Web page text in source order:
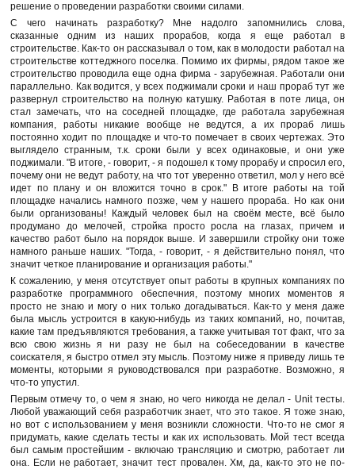
решение о проведении разработки своими силами.
С чего начинать разработку? Мне надолго запомнились слова,
сказанные одним из наших прорабов, когда я еще работал в
строительстве. Как-то он рассказывал о том, как в молодости работал на
строительстве коттеджного поселка. Помимо их фирмы, рядом такое же
строительство проводила еще одна фирма - зарубежная. Работали они
параллельно. Как водится, у всех поджимали сроки и наш прораб тут же
развернул строительство на полную катушку. Работая в поте лица, он
стал замечать, что на соседней площадке, где работала зарубежная
компания, работы никакие вообще не ведутся, а их прораб лишь
постоянно ходит по площадке и что-то помечает в своих чертежах. Это
выглядело странным, т.к. сроки были у всех одинаковые, и они уже
поджимали. "В итоге, - говорит, - я подошел к тому прорабу и спросил его,
почему они не ведут работу, на что тот уверенно ответил, мол у него всё
идет по плану и он вложится точно в срок." В итоге работы на той
площадке начались намного позже, чем у нашего прораба. Но как они
были организованы! Каждый человек был на своём месте, всё было
продумано до мелочей, стройка просто росла на глазах, причем и
качество работ было на порядок выше. И завершили стройку они тоже
намного раньше наших. "Тогда, - говорит, - я действительно понял, что
значит четкое планирование и организация работы."
К сожалению, у меня отсутствует опыт работы в крупных компаниях по
разработке программного обеспечния, поэтому многих моментов я
просто не знаю и могу о них только догадываться. Как-то у меня даже
была мысль устроится в какую-нибудь из таких компаний, но, почитав,
какие там предъявляются требования, а также учитывая тот факт, что за
всю свою жизнь я ни разу не был на собеседовании в качестве
соискателя, я быстро отмел эту мысль. Поэтому ниже я приведу лишь те
моменты, которыми я руководствовался при разработке. Возможно, я
что-то упустил.
Первым отмечу то, о чем я знаю, но чего никогда не делал - Unit тесты.
Любой уважающий себя разработчик знает, что это такое. Я тоже знаю,
но вот с использованием у меня возникли сложности. Что-то не смог я
придумать, какие сделать тесты и как их использовать. Мой тест всегда
был самым простейшим - включаю трансляцию и смотрю, работает ли
она. Если не работает, значит тест провален. Хм, да, как-то это не по-